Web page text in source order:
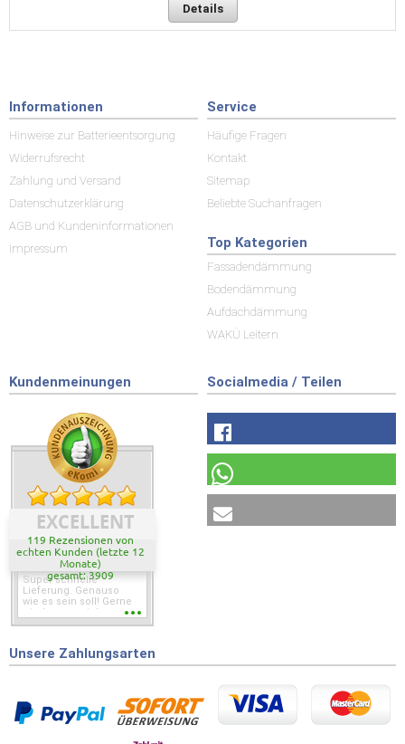
Details
Informationen
Hinweise zur Batterieentsorgung
Widerrufsrecht
Zahlung und Versand
Datenschutzerklärung
AGB und Kundeninformationen
Impressum
Service
Häufige Fragen
Kontakt
Sitemap
Beliebte Suchanfragen
Top Kategorien
Fassadendämmung
Bodendämmung
Aufdachdämmung
WAKÜ Leitern
Kundenmeinungen
EXCELLENT
119 Rezensionen von
echten Kunden (letzte 12
Monate)
gesamt: 3909
Super schnelle
Lieferung. Genauso
wie es sein soll! Gerne
wieder wenn ich was
Socialmedia / Teilen
Unsere Zahlungsarten